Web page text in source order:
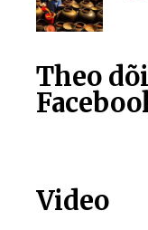
Theo
Video